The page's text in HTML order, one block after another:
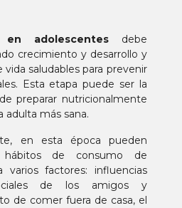
en adolescentesdebe
crecimiento y desarrollo y
saludables para prevenir
Esta etapa puede ser la
preparar nutricionalmente
adulta más sana.
en esta época pueden
hábitos de consumo de
varios factores: influencias
de los amigos y
de comer fuera de casa, el